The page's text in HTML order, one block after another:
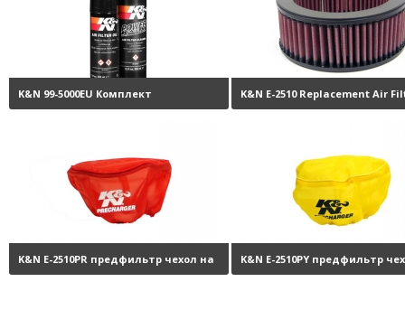
K&N 99-5000EU Комплект K&N E-2510 Replacement Air
K&N E-2510PR предфильтр чехол на K&N E-2510PY предфильтр